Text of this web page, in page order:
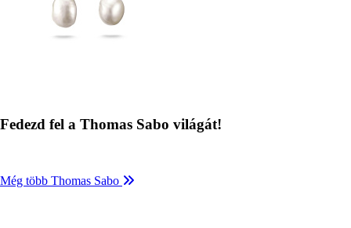
Fedezd fel a Thomas Sabo világát!
Még több Thomas Sabo